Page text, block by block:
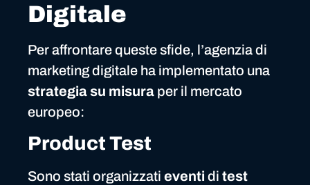
Digitale
Per affrontare queste sfide, l’agenzia di
marketing digitale ha implementato una
strategia su misura per il mercato
europeo:
Product Test
Sono stati organizzati eventi di test